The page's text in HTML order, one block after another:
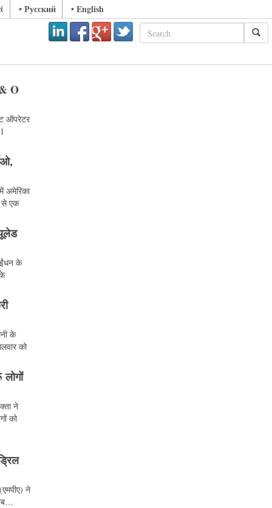
• Русский • English
O
ऑपरेटर
अमेरिका
से एक
ईंधन के
के
को
ने
को
ने